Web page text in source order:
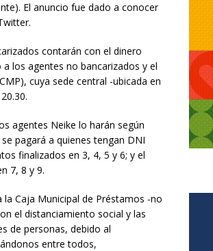
El anuncio fue dado a conocer
contarán con el dinero
los agentes no bancarizados y el
cuya sede central -ubicada en
agentes Neike lo harán según
pagará a quienes tengan DNI
finalizados en 3, 4, 5 y 6; y el
7, 8 y 9.
Caja Municipal de Préstamos -no
el distanciamiento social y las
de personas, debido al
entre todos,